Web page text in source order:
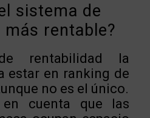
sistema de
rentable?
rentabilidad la
estar en ranking de
no es el único.
cuenta que las